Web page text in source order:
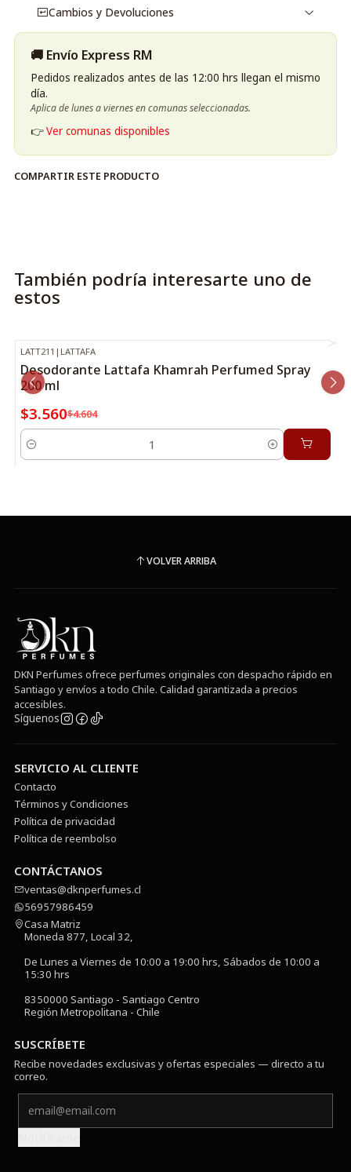
Cambios y Devoluciones
🚚 Envío Express RM
Pedidos realizados antes de las 12:00 hrs llegan el mismo
día.
Aplica de lunes a viernes en comunas seleccionadas.
👉Ver comunas disponibles
COMPARTIR ESTE PRODUCTO
También podría interesarte uno de
estos
-23% OFF
LATT211 | LATTAFA
Desodorante Lattafa Khamrah Perfumed Spray
200 ml
$3.560$4.604
Cantidad
VOLVER ARRIBA
DKN Perfumes ofrece perfumes originales con despacho rápido en
Santiago y envíos a todo Chile. Calidad garantizada a precios
accesibles.
Síguenos
SERVICIO AL CLIENTE
Contacto
Términos y Condiciones
Política de privacidad
Política de reembolso
CONTÁCTANOS
ventas@dknperfumes.cl
56957986459
Casa Matriz
Moneda 877, Local 32,
De Lunes a Viernes de 10:00 a 19:00 hrs, Sábados de 10:00 a
15:30 hrs
8350000 Santiago - Santiago Centro
Región Metropolitana - Chile
SUSCRÍBETE
Recibe novedades exclusivas y ofertas especiales — directo a tu
correo.